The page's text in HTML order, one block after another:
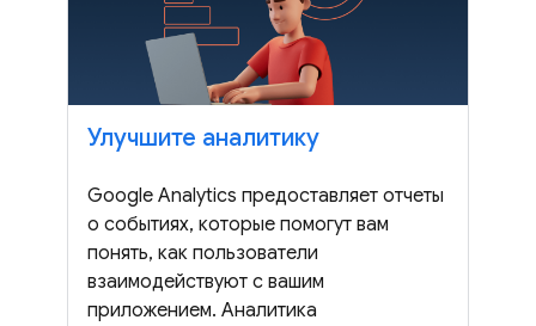
Улучшите аналитику
Google Analytics предоставляет отчеты
о событиях, которые помогут вам
понять, как пользователи
взаимодействуют с вашим
приложением. Аналитика